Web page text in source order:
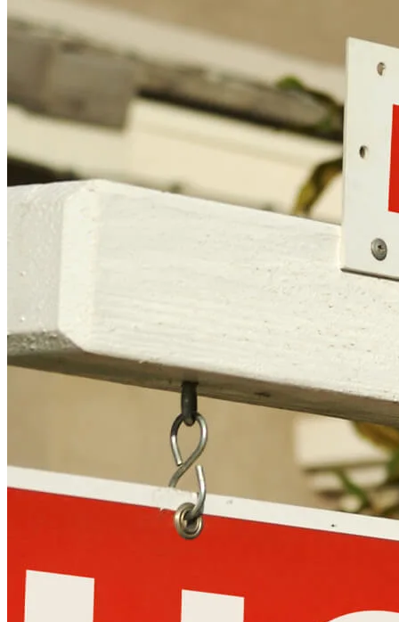
Términos y condiciones
CrossCountry Mortgage, LLC, 2160 Superior Avenue,
NMLS3029 | RM.803095.000
Todos los respaldos y testimonios se dan sin incentivo ni
compensación.
derechos reservados